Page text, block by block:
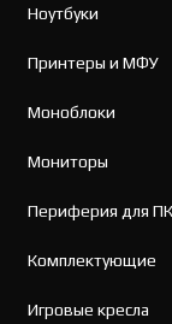
Ноутбуки
Принтеры и МФУ
Моноблоки
Мониторы
Периферия для ПК
Комплектующие
Игровые кресла